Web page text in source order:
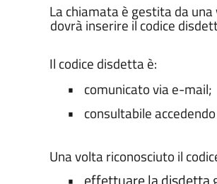
La chiamata è gestita da
dovrà inserire il codice
Il codice disdetta è:
• comunicato via e-mail;
• consultabile
Una volta riconosciuto il